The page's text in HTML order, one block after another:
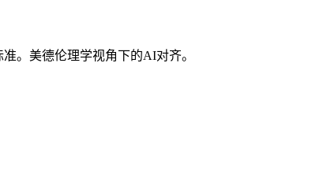
。美德伦理学视角下的AI对齐。